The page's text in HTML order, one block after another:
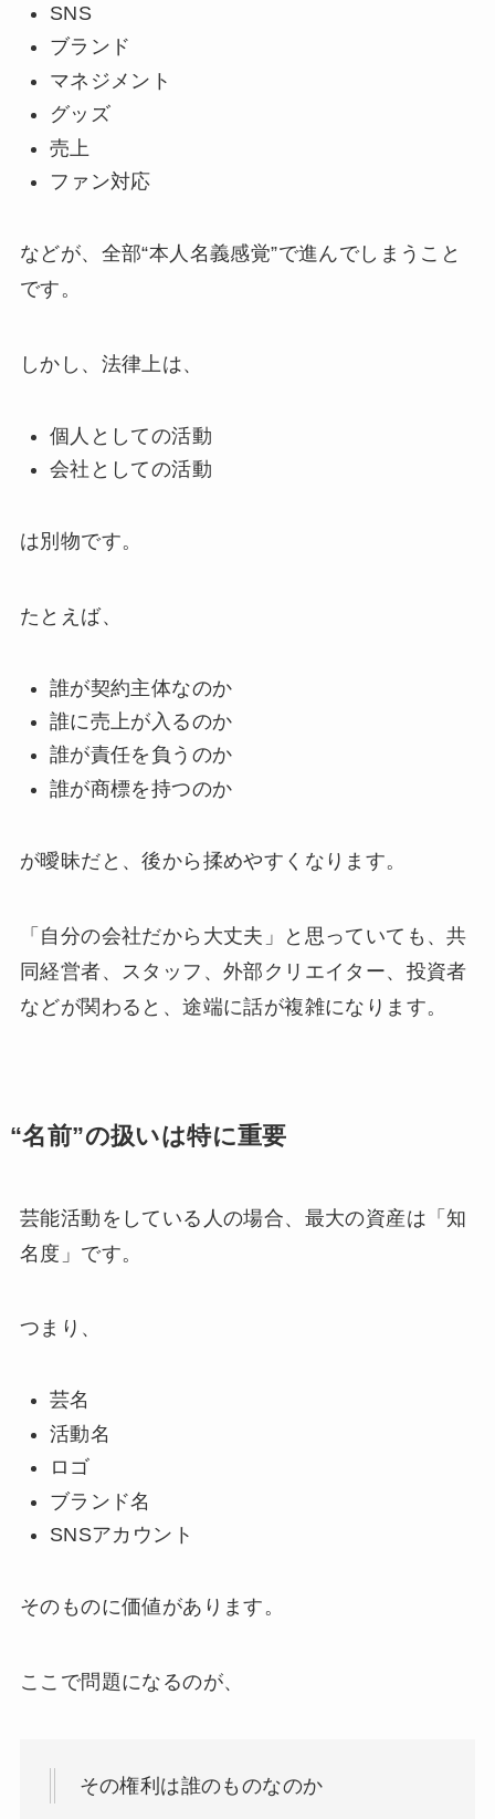
SNS
ブランド
マネジメント
グッズ
売上
ファン対応
などが、全部“本人名義感覚”で進んでしまうこと
です。
しかし、法律上は、
個人としての活動
会社としての活動
は別物です。
たとえば、
誰が契約主体なのか
誰に売上が入るのか
誰が責任を負うのか
誰が商標を持つのか
が曖昧だと、後から揉めやすくなります。
「自分の会社だから大丈夫」と思っていても、共
同経営者、スタッフ、外部クリエイター、投資者
などが関わると、途端に話が複雑になります。
“名前”の扱いは特に重要
芸能活動をしている人の場合、最大の資産は「知
名度」です。
つまり、
芸名
活動名
ロゴ
ブランド名
SNSアカウント
そのものに価値があります。
ここで問題になるのが、
その権利は誰のものなのか